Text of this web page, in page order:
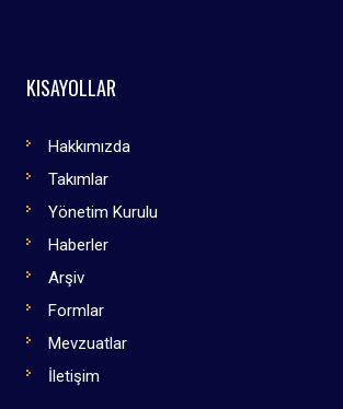
KISAYOLLAR
Hakkımızda
Takımlar
Yönetim Kurulu
Haberler
Arşiv
Formlar
Mevzuatlar
İletişim